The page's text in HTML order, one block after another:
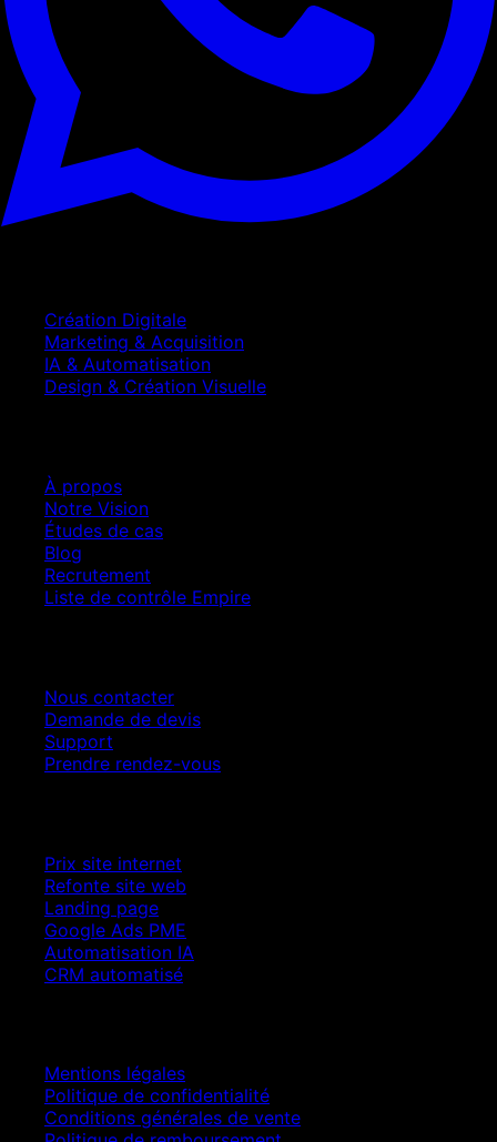
Création Digitale
Marketing & Acquisition
IA & Automatisation
Design & Création Visuelle
À propos
Notre Vision
Études de cas
Blog
Recrutement
Liste de contrôle Empire
Nous contacter
Demande de devis
Support
Prendre rendez-vous
Prix site internet
Refonte site web
Landing page
Google Ads PME
Automatisation IA
CRM automatisé
Mentions légales
Politique de confidentialité
Conditions générales de vente